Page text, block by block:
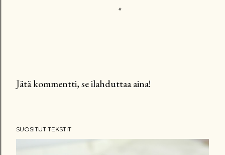
e
Jätä kommentti, se ilahduttaa aina!
SUOSITUT TEKSTIT